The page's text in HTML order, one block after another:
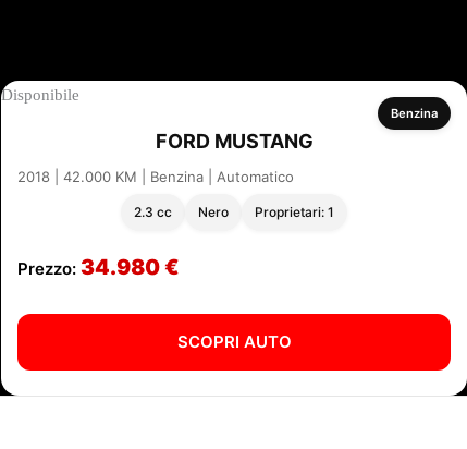
Benzina
Disponibile
FORD MUSTANG
2018 | 42.000 KM | Benzina | Automatico
2.3 cc Nero Proprietari: 1
Prezzo: 34.980 €
SCOPRI AUTO